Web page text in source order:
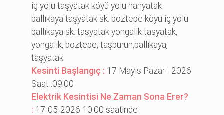
i̇ç yolu taşyatak köyü yolu hanyatak
ballıkaya taşyatak sk. boztepe köyü i̇ç yolu
ballıkaya sk. tasyatak yongalık tasyatak,
yongalık, boztepe, taşburun,ballıkaya,
taşyatak
Kesinti Başlangıç : 17 Mayıs Pazar - 2026
Saat :09:00
Elektrik Kesintisi Ne Zaman Sona Erer?
: 17-05-2026 10:00 saatinde